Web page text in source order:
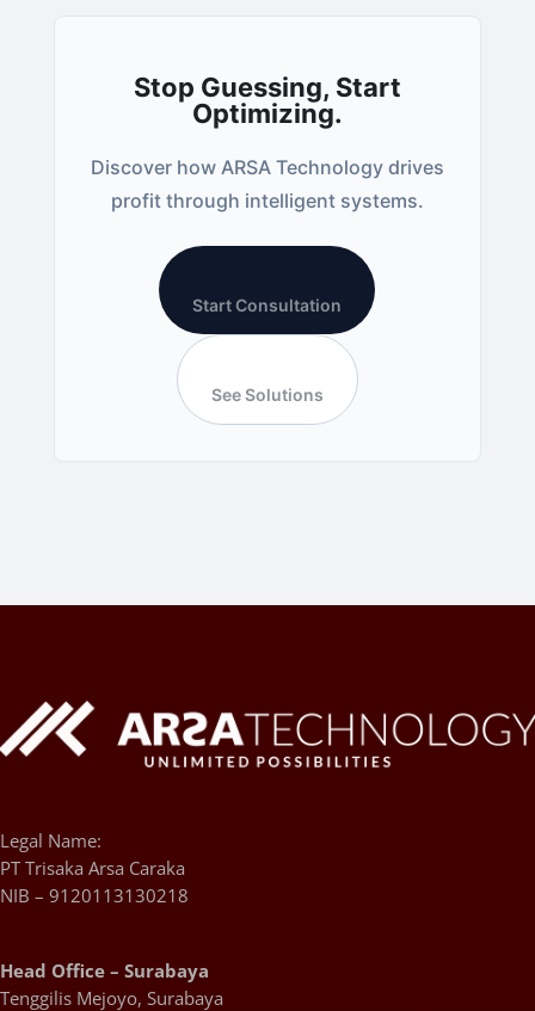
Stop Guessing, Start
Optimizing.
Discover how ARSA Technology drives
profit through intelligent systems.
Start Consultation
See Solutions
Legal Name:
PT Trisaka Arsa Caraka
NIB – 9120113130218
Head Office – Surabaya
Tenggilis Mejoyo, Surabaya